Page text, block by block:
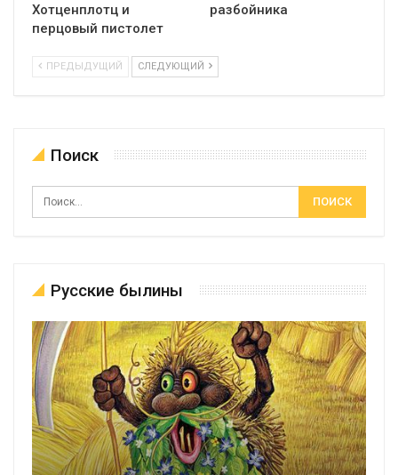
Хотценплотц и
перцовый пистолет
разбойника
ПРЕДЫДУЩИЙ СЛЕДУЮЩИЙ
Поиск
Русские былины